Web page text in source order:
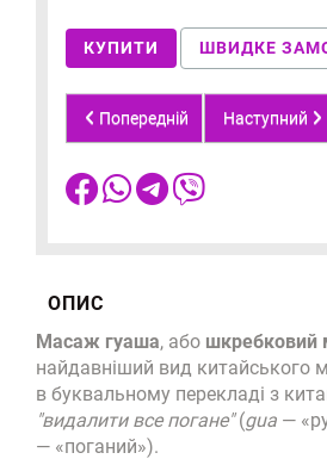
КУПИТИ ШВИДКЕ
Попередній Наступний
ОПИС
Масаж гуаша, або шкребковий
найдавніший вид китайського
в буквальному перекладі з
"видалити все погане"(gua —
— «поганий»).